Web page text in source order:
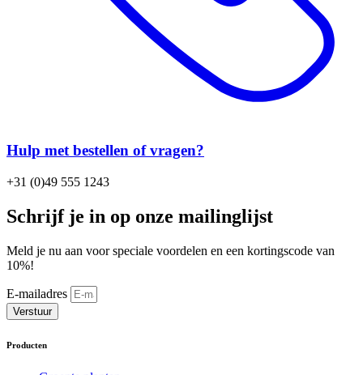
Hulp met bestellen of vragen?
+31 (0)49 555 1243
Schrijf je in op onze mailinglijst
Meld je nu aan voor speciale voordelen en een kortingscode van
10%!
E-mailadres
Verstuur
Producten